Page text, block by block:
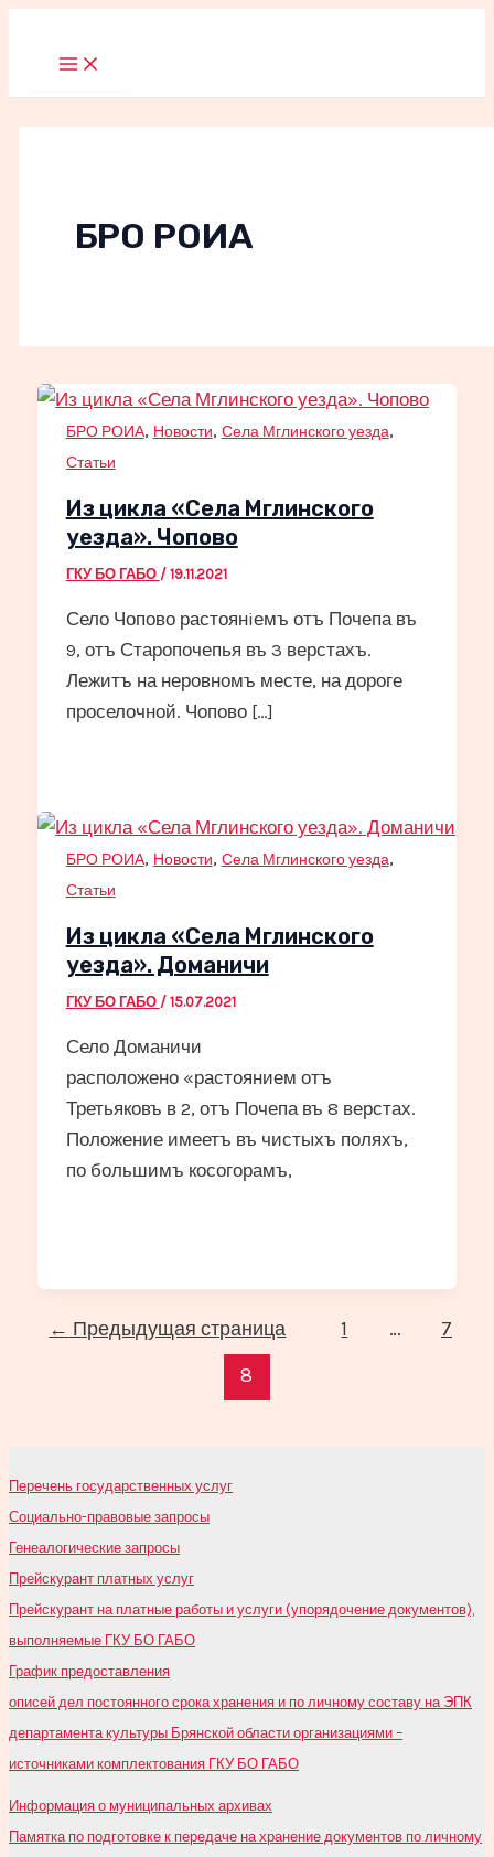
Main
Menu
БРО РОИА
БРО РОИА, Новости, Села Мглинского уезда,
Статьи
Из цикла «Села Мглинского
уезда». Чопово
ГКУ БО ГАБО / 19.11.2021
Село Чопово растоянiемъ отъ Почепа въ
9, отъ Старопочепья въ 3 верстахъ.
Лежитъ на неровномъ месте, на дороге
проселочной. Чопово […]
БРО РОИА, Новости, Села Мглинского уезда,
Статьи
Из цикла «Села Мглинского
уезда». Доманичи
ГКУ БО ГАБО / 15.07.2021
Село Доманичи
расположено «растоянием отъ
Третьяковъ в 2, отъ Почепа въ 8 верстах.
Положение имеетъ въ чистыхъ поляхъ,
по большимъ косогорамъ,
Постраничная
← Предыдущая страница 1 …
7
8
Перечень государственных услуг
Социально-правовые запросы
Генеалогические запросы
Прейскурант платных услуг
Прейскурант на платные работы и услуги (упорядочение документов),
выполняемые ГКУ БО ГАБО
График предоставления
описей дел постоянного срока хранения и по личному составу на ЭПК
департамента культуры Брянской области организациями –
источниками комплектования ГКУ БО ГАБО
Информация о муниципальных архивах
Памятка по подготовке к передаче на хранение документов по личному